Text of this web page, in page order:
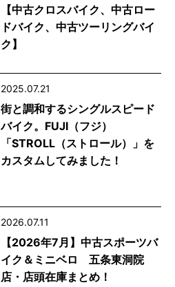
【中古クロスバイク、中古ロー
ドバイク、中古ツーリングバイ
ク】
2025.07.21
街と調和するシングルスピード
バイク。FUJI（フジ）
「STROLL（ストロール）」を
カスタムしてみました！
2026.07.11
【2026年7月】中古スポーツバ
イク＆ミニベロ 五条東洞院
店・店頭在庫まとめ！